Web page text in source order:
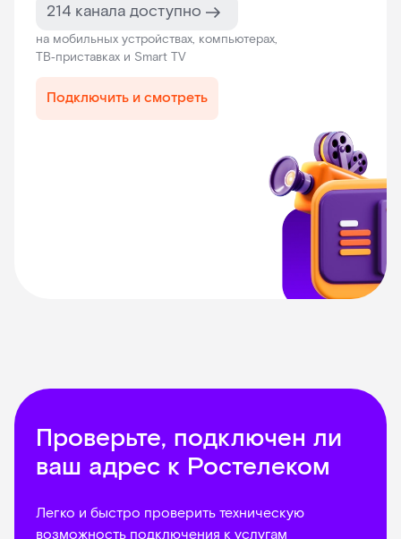
214 канала доступно
на мобильных устройствах, компьютерах,
ТВ‑приставках и Smart TV
Подключить и смотреть
Проверьте, подключен ли
ваш адрес к Ростелеком
Легко и быстро проверить техническую
возможность подключения к услугам